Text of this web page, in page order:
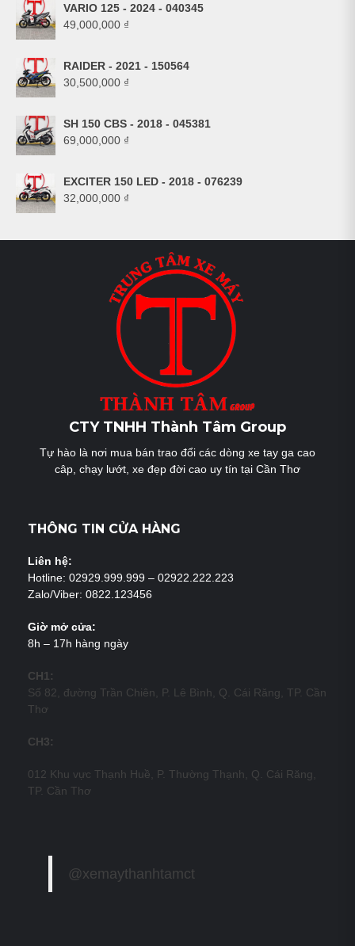
VARIO 125 - 2024 - 040345
49,000,000 ₫
RAIDER - 2021 - 150564
30,500,000 ₫
SH 150 CBS - 2018 - 045381
69,000,000 ₫
EXCITER 150 LED - 2018 - 076239
32,000,000 ₫
CTY TNHH Thành Tâm Group
Tự hào là nơi mua bán trao đổi các dòng xe tay ga cao
câp, chạy lướt, xe đẹp đời cao uy tín tại Cần Thơ
THÔNG TIN CỬA HÀNG
Liên hệ:
Hotline: 02929.999.999 – 02922.222.223
Zalo/Viber: 0822.123456
Giờ mở cửa:
8h – 17h hàng ngày
CH1:
Số 82, đường Trần Chiên, P. Lê Bình, Q. Cái Răng, TP. Cần
Thơ
CH3:
012 Khu vực Thạnh Huề, P. Thường Thạnh, Q. Cái Răng,
TP. Cần Thơ
@xemaythanhtamct